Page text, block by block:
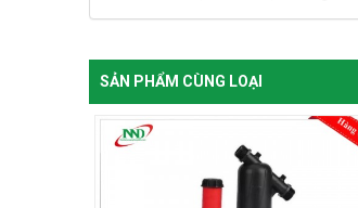
SẢN PHẨM CÙNG LOẠI